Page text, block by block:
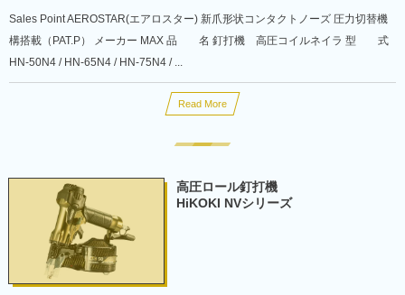
Sales Point AEROSTAR(エアロスター) 新爪形状コンタクトノーズ 圧力切替機
構搭載（PAT.P） メーカー MAX 品 名 釘打機 高圧コイルネイラ 型 式
HN-50N4 / HN-65N4 / HN-75N4 / ...
Read More
高圧ロール釘打機
HiKOKI NVシリーズ